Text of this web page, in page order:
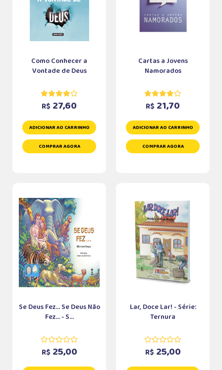
Como Conhecer a
Vontade de Deus
R$ 27,60
ADICIONAR AO CARRINHO
COMPRAR AGORA
Cartas a Jovens
Namorados
R$ 21,70
ADICIONAR AO CARRINHO
COMPRAR AGORA
Se Deus Fez... Se Deus Não
Fez... - S...
R$ 25,00
Lar, Doce Lar! - Série:
Ternura
R$ 25,00